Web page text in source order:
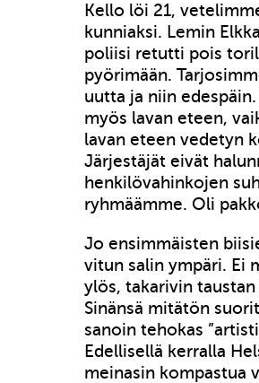
Kello löi 21,
kunniaksi. Lemin
poliisi retutti pois
pyörimään.
uutta ja niin
myös lavan eteen,
lavan eteen vedetyn
Järjestäjät eivät
henkilövahinkojen
ryhmäämme. Oli
Jo ensimmäisten
vitun salin ympäri. Ei
ylös, takarivin
Sinänsä mitätön
sanoin tehokas
Edellisellä kerralla
meinasin kompastua